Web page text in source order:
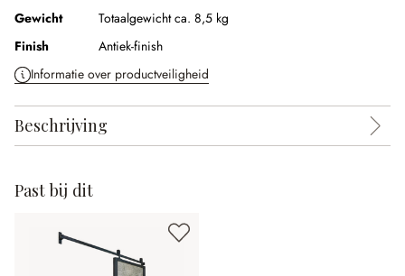
Gewicht
Totaalgewicht ca. 8,5 kg
Finish
Antiek-finish
Informatie over productveiligheid
Beschrijving
Past bij dit